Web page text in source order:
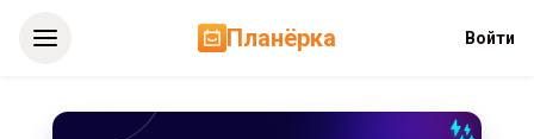
Планёрка Войти
Как